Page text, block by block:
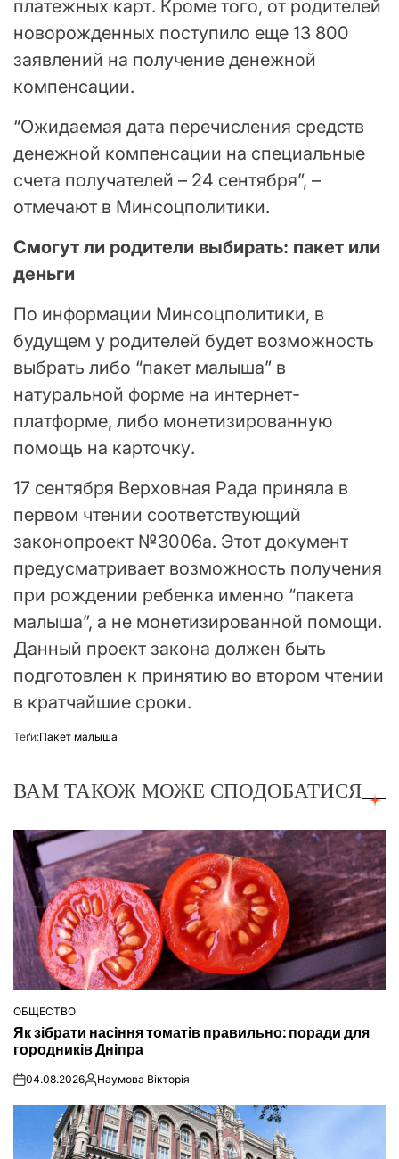
платежных карт. Кроме того, от родителей
новорожденных поступило еще 13 800
заявлений на получение денежной
компенсации.
“Ожидаемая дата перечисления средств
денежной компенсации на специальные
счета получателей – 24 сентября”, –
отмечают в Минсоцполитики.
Смогут ли родители выбирать: пакет или
деньги
По информации Минсоцполитики, в
будущем у родителей будет возможность
выбрать либо “пакет малыша” в
натуральной форме на интернет-
платформе, либо монетизированную
помощь на карточку.
17 сентября Верховная Рада приняла в
первом чтении соответствующий
законопроект №3006а. Этот документ
предусматривает возможность получения
при рождении ребенка именно “пакета
малыша”, а не монетизированной помощи.
Данный проект закона должен быть
подготовлен к принятию во втором чтении
в кратчайшие сроки.
Теґи:Пакет малыша
ВАМ ТАКОЖ МОЖЕ СПОДОБАТИСЯ
ОПУБЛІКУВАТИ
У
ОБЩЕСТВО
Як зібрати насіння томатів правильно: поради для
городників Дніпра
on04.08.2026Опубліковано
Наумова Вікторія